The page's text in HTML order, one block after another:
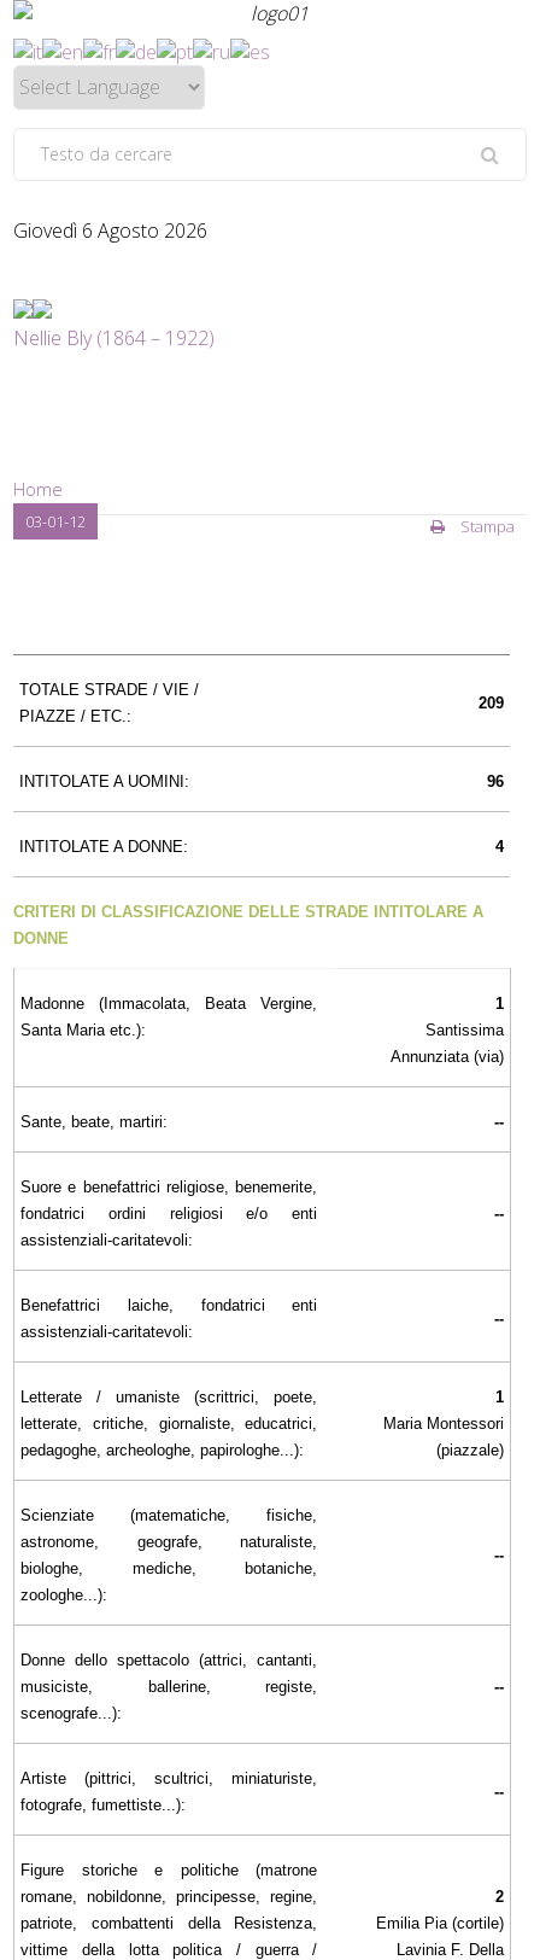
Giovedì 6 Agosto 2026
Nellie Bly (1864 – 1922)
Home
03-01-12 Stampa
TOTALE STRADE / VIE /
PIAZZE / ETC.:
209
INTITOLATE A UOMINI: 96
INTITOLATE A DONNE: 4
CRITERI DI CLASSIFICAZIONE DELLE STRADE INTITOLARE A
DONNE
Madonne (Immacolata, Beata Vergine,
Santa Maria etc.):
1
Santissima
Annunziata (via)
Sante, beate, martiri: --
Suore e benefattrici religiose, benemerite,
fondatrici ordini religiosi e/o enti
assistenziali-caritatevoli:
--
Benefattrici laiche, fondatrici enti
assistenziali-caritatevoli:
--
Letterate / umaniste (scrittrici, poete,
letterate, critiche, giornaliste, educatrici,
pedagoghe, archeologhe, papirologhe...):
1
Maria Montessori
(piazzale)
Scienziate (matematiche, fisiche,
astronome, geografe, naturaliste,
biologhe, mediche, botaniche,
zoologhe...):
--
Donne dello spettacolo (attrici, cantanti,
musiciste, ballerine, registe,
scenografe...):
--
Artiste (pittrici, scultrici, miniaturiste,
fotografe, fumettiste...):
--
Figure storiche e politiche (matrone
romane, nobildonne, principesse, regine,
patriote, combattenti della Resistenza,
vittime della lotta politica / guerra /
2
Emilia Pia (cortile)
Lavinia F. Della